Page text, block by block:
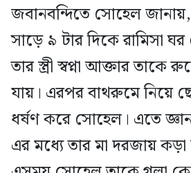
জবানবন্দিতে সোহেল
সাড়ে ৯ টার দিকে রামিসা
তার স্ত্রী স্বপ্না আক্তার তাকে
যায়। এরপর বাথরুমে নিয়ে
ধর্ষণ করে সোহেল। এতে
এর মধ্যে তার মা দরজায়